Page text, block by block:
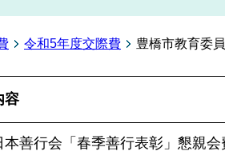
令和5年度交際費 豊橋市教育委
容
本善行会「春季善行表彰」懇親会